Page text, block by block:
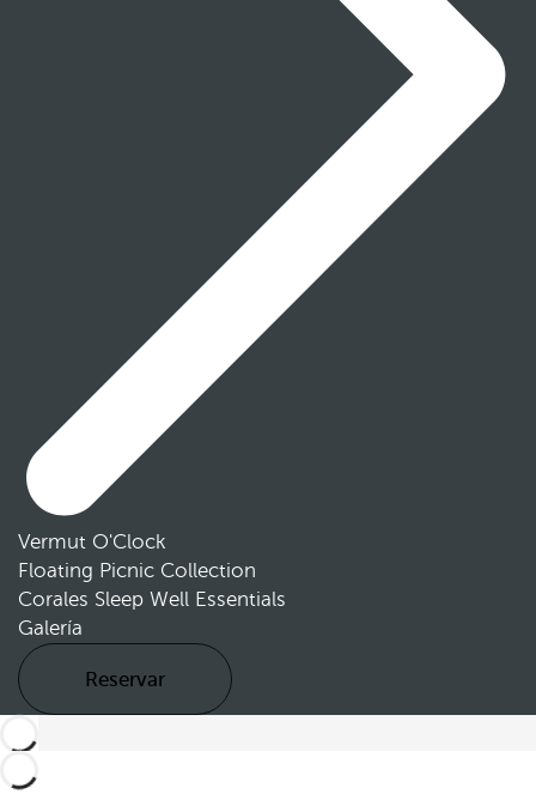
Vermut O'Clock
Floating Picnic Collection
Corales Sleep Well Essentials
Galería
Reservar